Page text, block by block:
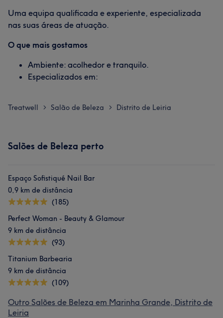
Uma equipa qualificada e experiente, especializada
nas suas áreas de atuação.
O que mais gostamos
Ambiente: acolhedor e tranquilo.
Especializados em:
Treatwell > Salão de Beleza > Distrito de Leiria
Salões de Beleza perto
Espaço Sofistiqué Nail Bar
0,9 km de distância
(185)
Perfect Woman - Beauty & Glamour
9 km de distância
(93)
Titanium Barbearia
9 km de distância
(109)
Outro Salões de Beleza em Marinha Grande, Distrito de
Leiria